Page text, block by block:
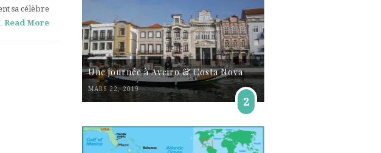
sa célèbre
Read More
Une journée à Aveiro & Costa Nova
MARS 22, 2019
2